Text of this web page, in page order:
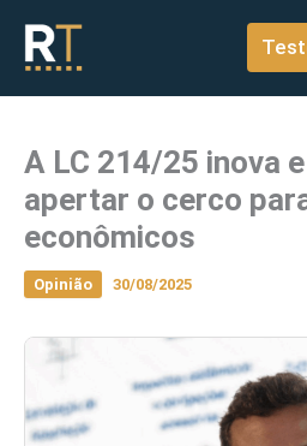
conteúdo
A LC 214/25 inova
apertar o cerco
econômicos
Opinião 30/08/2025